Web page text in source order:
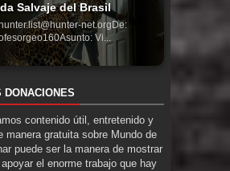
Salvaje del Brasil
net.orgDe:
Vi...
contenido útil, entretenido y
manera gratuita sobre Mundo de
puede ser la manera de mostrar
el enorme trabajo que hay